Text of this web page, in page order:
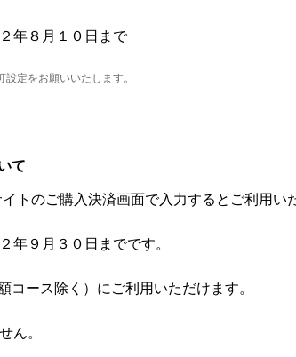
年８月１０日まで
設定をお願いいたします。
て
トのご購入決済画面で入力するとご利用い
年９月３０日までです。
コース除く）にご利用いただけます。
ん。